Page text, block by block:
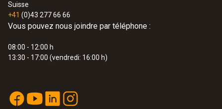
Suisse
+41 (0)43 277 66 66
Vous pouvez nous joindre par téléphone :
08:00 - 12:00 h
13:30 - 17:00 (vendredi: 16:00 h)